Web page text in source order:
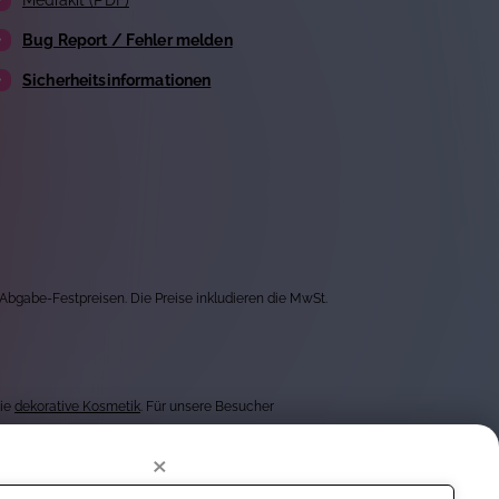
Bug Report / Fehler melden
Sicherheitsinformationen
Festpreisen. Die Preise inkludieren die MwSt.
dekorative Kosmetik . Für unsere Besucher
Produkten von mehr als 1.000 Marken, bieten
×